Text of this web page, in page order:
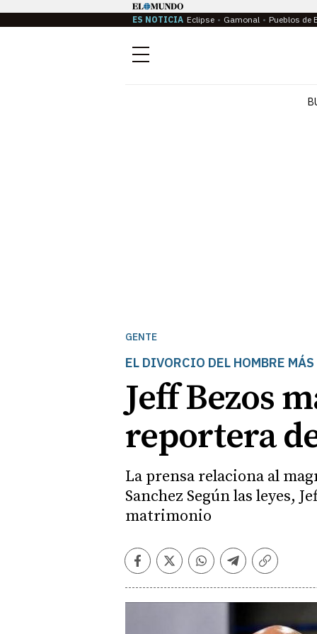
ES NOTICIA Eclipse Gamonal Pueblos de
Menú
GENTE
EL DIVORCIO DEL HOMBRE
Jeff Bezos
reportera
La prensa relaciona al
Sanchez Según las leyes,
matrimonio
Facebook
TwitterWhatsapp
Telegram
Copiar